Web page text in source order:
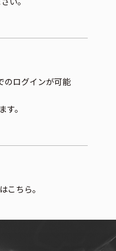
のログインが可能
。
こちら。